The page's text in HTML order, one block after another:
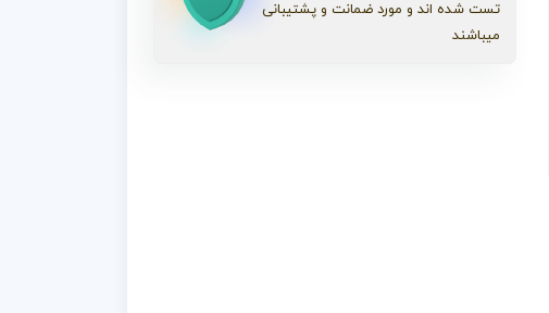
تست شده اند و مورد ضمانت و پشتیبانی
میباشند